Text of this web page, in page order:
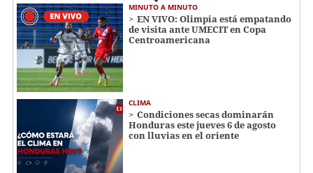
MINUTO A MINUTO
EN VIVO: Olimpia está empatando
de visita ante UMECIT en Copa
Centroamericana
CLIMA
Condiciones secas dominarán
Honduras este jueves 6 de agosto
con lluvias en el oriente